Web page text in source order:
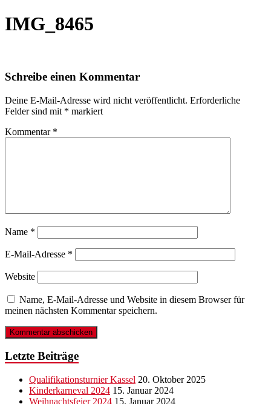
IMG_8465
Schreibe einen Kommentar
Deine E-Mail-Adresse wird nicht veröffentlicht. Erforderliche
Felder sind mit * markiert
Kommentar *
Name *
E-Mail-Adresse *
Website
Name, E-Mail-Adresse und Website in diesem Browser für
meinen nächsten Kommentar speichern.
Letzte Beiträge
Qualifikationsturnier Kassel 20. Oktober 2025
Kinderkarneval 2024 15. Januar 2024
Weihnachtsfeier 2024 15. Januar 2024